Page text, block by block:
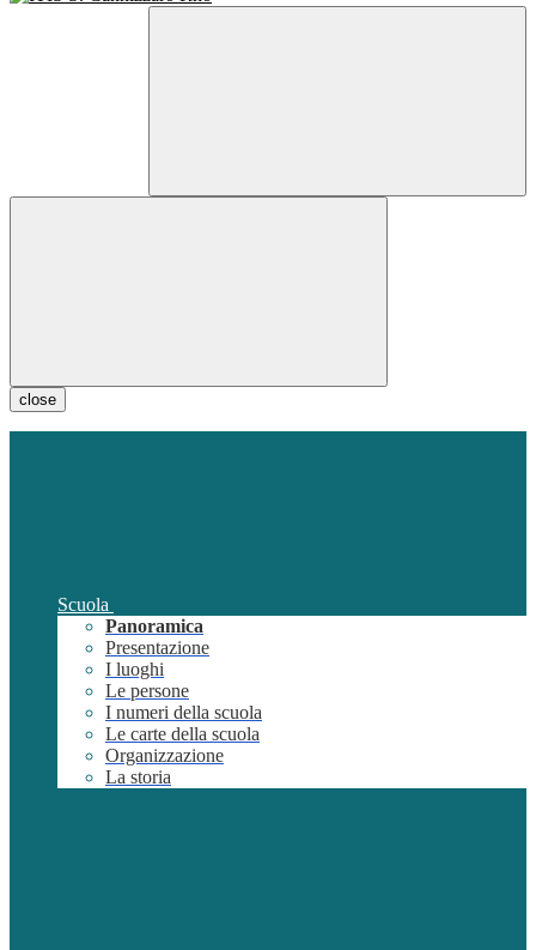
close
Scuola
Panoramica
Presentazione
I luoghi
Le persone
I numeri della scuola
Le carte della scuola
Organizzazione
La storia